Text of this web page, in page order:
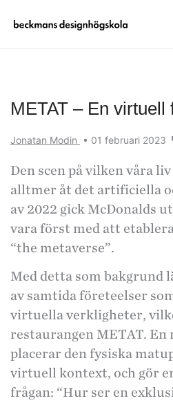
METAT – En virtuell
Jonatan Modin • 01 februari 2023
Den scen på vilken våra
alltmer åt det artificiella
av 2022 gick McDonalds
vara först med att
“the metaverse”.
Med detta som bakgrund
av samtida företeelser
virtuella verkligheter,
restaurangen METAT. En
placerar den fysiska
virtuell kontext, och gör
frågan: “Hur ser en